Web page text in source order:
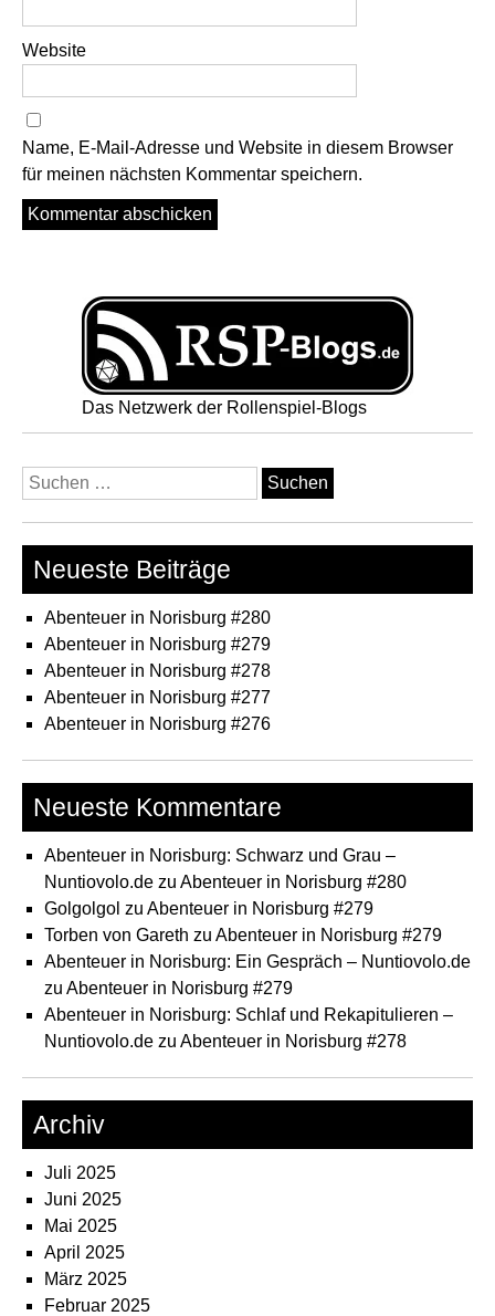
Website
Name, E-Mail-Adresse und Website in diesem Browser
für meinen nächsten Kommentar speichern.
Das Netzwerk der Rollenspiel-Blogs
Suchen
nach:
Neueste Beiträge
Abenteuer in Norisburg #280
Abenteuer in Norisburg #279
Abenteuer in Norisburg #278
Abenteuer in Norisburg #277
Abenteuer in Norisburg #276
Neueste Kommentare
Abenteuer in Norisburg: Schwarz und Grau –
Nuntiovolo.de zu Abenteuer in Norisburg #280
Golgolgol zu Abenteuer in Norisburg #279
Torben von Gareth zu Abenteuer in Norisburg #279
Abenteuer in Norisburg: Ein Gespräch – Nuntiovolo.de
zu Abenteuer in Norisburg #279
Abenteuer in Norisburg: Schlaf und Rekapitulieren –
Nuntiovolo.de zu Abenteuer in Norisburg #278
Archiv
Juli 2025
Juni 2025
Mai 2025
April 2025
März 2025
Februar 2025